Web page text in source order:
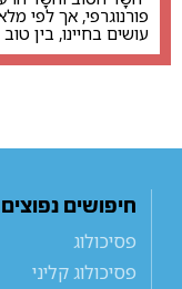
פורנוגרפי, אך לפי
עושים בחיינו, בין
חיפושים נפוצים
פסיכולוג
פסיכולוג קליני